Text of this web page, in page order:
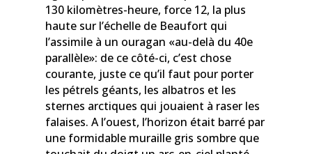
130 kilomètres-heure, force 12, la plus
haute sur l’échelle de Beaufort qui
l’assimile à un ouragan «au-delà du 40e
parallèle»: de ce côté-ci, c’est chose
courante, juste ce qu’il faut pour porter
les pétrels géants, les albatros et les
sternes arctiques qui jouaient à raser les
falaises. A l’ouest, l’horizon était barré par
une formidable muraille gris sombre que